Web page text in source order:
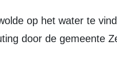
door de gemeente